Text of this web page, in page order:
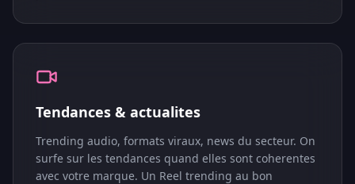
Tendances & actualites
Trending audio, formats viraux, news du secteur. On
surfe sur les tendances quand elles sont coherentes
avec votre marque. Un Reel trending au bon